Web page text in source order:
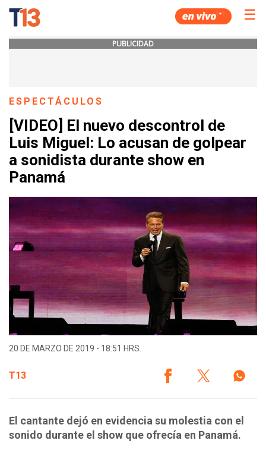
☰
PUBLICIDAD
ESPECTÁCULOS
[VIDEO] El nuevo descontrol de
Luis Miguel: Lo acusan de golpear
a sonidista durante show en
Panamá
20 DE MARZO DE 2019 - 18:51 HRS.
T13
El cantante dejó en evidencia su molestia con el
sonido durante el show que ofrecía en Panamá.